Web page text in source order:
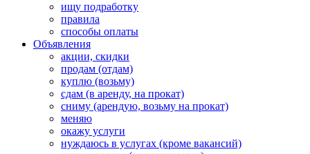
ищу подработку
правила
способы оплаты
Объявления
акции, скидки
продам (отдам)
куплю (возьму)
сдам (в аренду, на прокат)
сниму (арендую, возьму на прокат)
меняю
окажу услуги
нуждаюсь в услугах (кроме вакансий)